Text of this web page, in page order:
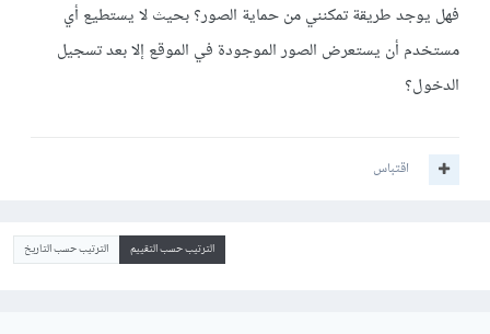
فهل يوجد طريقة تمكنني من حماية الصور؟ بحيث لا يستطيع أي
مستخدم أن يستعرض الصور الموجودة في الموقع إلا بعد تسجيل
الدخول؟
اقتباس
الترتيب حسب التقييم الترتيب حسب التاريخ